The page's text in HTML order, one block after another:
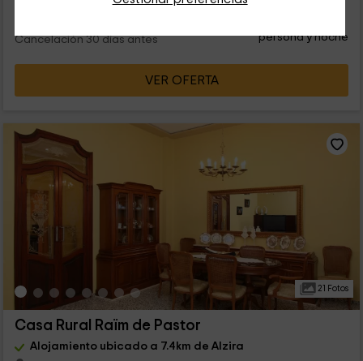
Cancelación 30 días antes
persona y noche
VER OFERTA
21 Fotos
Casa Rural Raïm de Pastor
Alojamiento ubicado a 7.4km de Alzira